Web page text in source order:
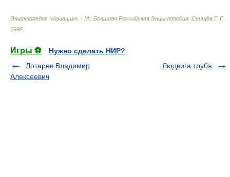
Энциклопедия «Авиация». - М.: Большая Российская Энциклопедия Свищёв Г. Г.
1998
Игры ⚽
Нужно сделать НИР?
Лотарев Владимир
Алексеевич
Людвига труба